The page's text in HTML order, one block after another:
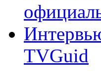
TVGuid